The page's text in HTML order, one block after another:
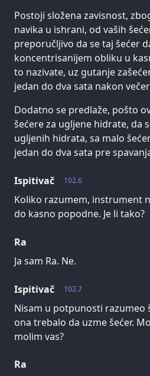
Postoji složena zavisnost,
navika u ishrani, od vaših
preporučljivo da se taj šećer
koncentrisanijem obliku u
to nazivate, uz gutanje
jedan do dva sata nakon
Dodatno se predlaže, pošto
šećere za ugljene hidrate, da
ugljenih hidrata, sa malo
jedan do dva sata pre
102.6
Ispitivač
Koliko razumem, instrument
do kasno popodne. Je li tako?
Ra
Ja sam Ra. Ne.
102.7
Ispitivač
Nisam u potpunosti razumeo
ona trebalo da uzme šećer.
molim vas?
Ra